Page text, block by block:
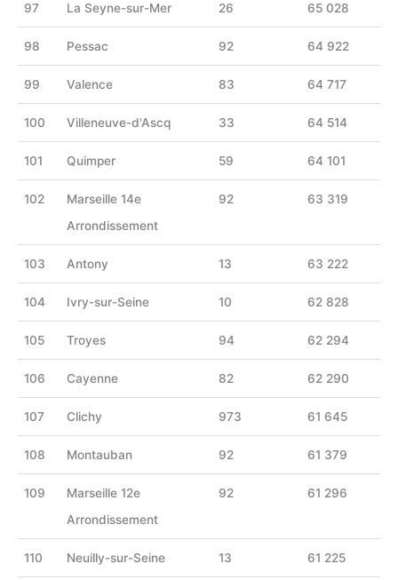
97 La Seyne-sur-Mer 26 65 028
98 Pessac 92 64 922
99 Valence 83 64 717
100 Villeneuve-d'Ascq 33 64 514
101 Quimper 59 64 101
102
Marseille 14e
Arrondissement
92 63 319
103 Antony 13 63 222
104 Ivry-sur-Seine 10 62 828
105 Troyes 94 62 294
106 Cayenne 82 62 290
107 Clichy 973 61 645
108 Montauban 92 61 379
109
Marseille 12e
Arrondissement
92 61 296
110 Neuilly-sur-Seine 13 61 225